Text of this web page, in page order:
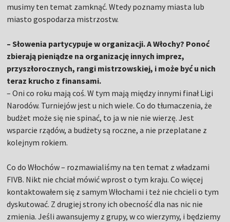
musimy ten temat zamknąć. Wtedy poznamy miasta lub
miasto gospodarza mistrzostw.
– Słowenia partycypuje w organizacji. A Włochy? Ponoć
zbierają pieniądze na organizację innych imprez,
przyszłorocznych, rangi mistrzowskiej, i może być u nich
teraz krucho z finansami.
– Oni co roku mają coś. W tym mają między innymi finał Ligi
Narodów. Turniejów jest u nich wiele. Co do tłumaczenia, że
budżet może się nie spinać, to ja w nie nie wierzę. Jest
wsparcie rządów, a budżety są roczne, a nie przeplatane z
kolejnym rokiem.
Co do Włochów – rozmawialiśmy na ten temat z władzami
FIVB. Nikt nie chciał mówić wprost o tym kraju. Co więcej
kontaktowałem się z samym Włochami i też nie chcieli o tym
dyskutować. Z drugiej strony ich obecność dla nas nic nie
zmienia. Jeśli awansujemy z grupy, w co wierzymy, i będziemy